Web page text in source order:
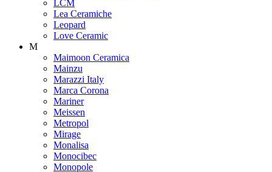
LCM
Lea Ceramiche
Leopard
Love Ceramic
M
Maimoon Ceramica
Mainzu
Marazzi Italy
Marca Corona
Mariner
Meissen
Metropol
Mirage
Monalisa
Monocibec
Monopole